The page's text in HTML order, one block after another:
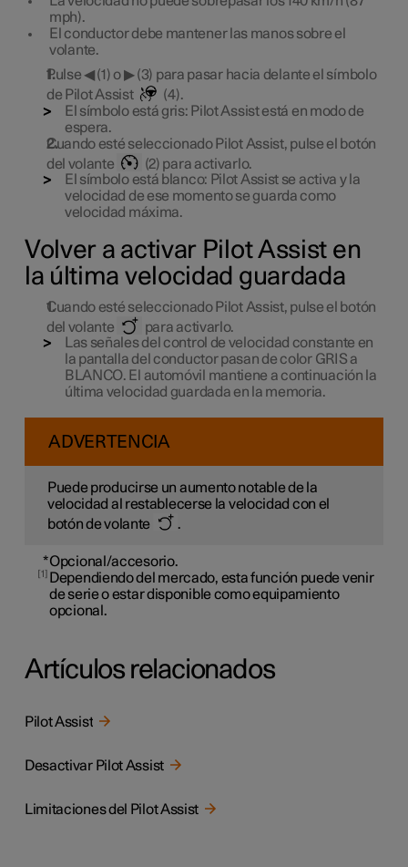
mph).
El conductor debe mantener las manos sobre el
volante.
Pulse ◀ (1) o ▶ (3) para pasar hacia delante el símbolo
de Pilot Assist
(4).
El símbolo está gris: Pilot Assist está en modo de
espera.
Cuando esté seleccionado Pilot Assist, pulse el botón
del volante
(2) para activarlo.
El símbolo está blanco: Pilot Assist se activa y la
velocidad de ese momento se guarda como
velocidad máxima.
Volver a activar Pilot Assist en
la última velocidad guardada
Cuando esté seleccionado Pilot Assist, pulse el botón
del volante
para activarlo.
Las señales del control de velocidad constante en
la pantalla del conductor pasan de color GRIS a
BLANCO. El automóvil mantiene a continuación la
última velocidad guardada en la memoria.
ADVERTENCIA
Puede producirse un aumento notable de la
velocidad al restablecerse la velocidad con el
botón de volante
*Opcional/accesorio.
1
Dependiendo del mercado, esta función puede venir
de serie o estar disponible como equipamiento
opcional.
Artículos relacionados
Pilot Assist
Desactivar Pilot Assist
Limitaciones del Pilot Assist